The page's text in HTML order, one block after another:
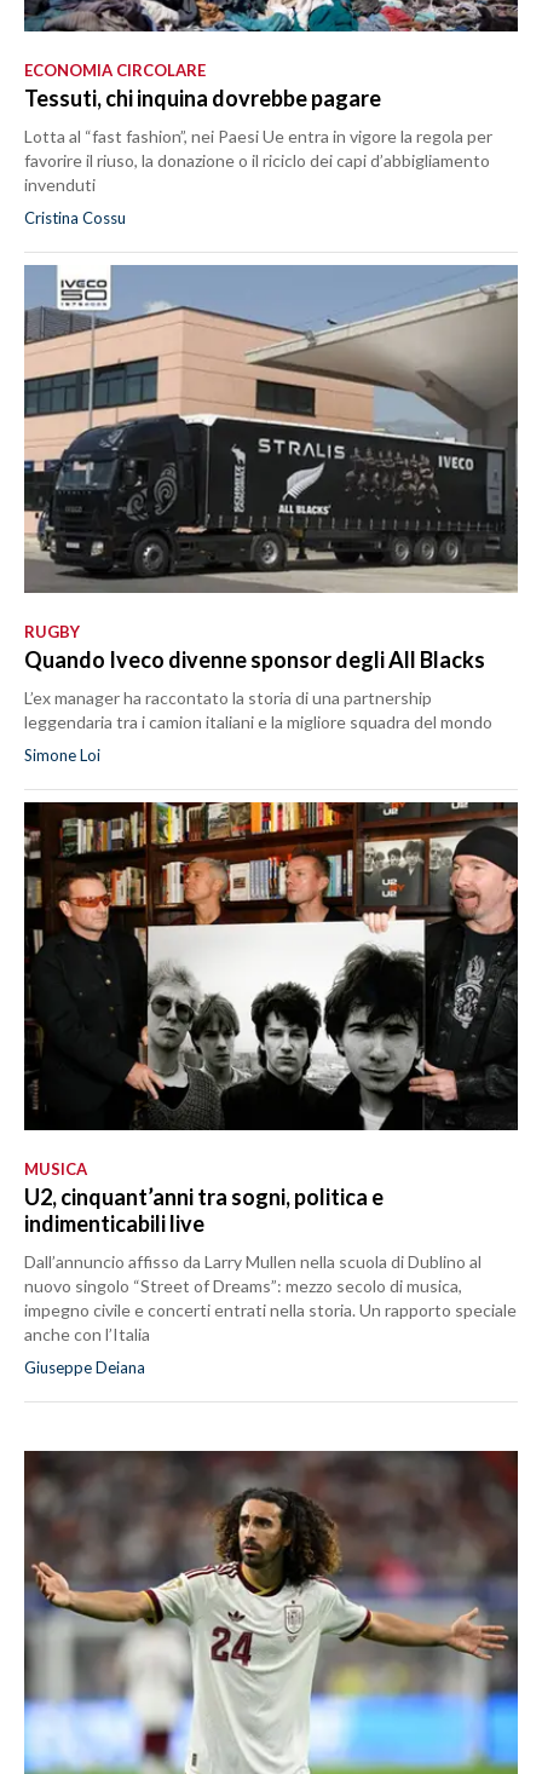
ECONOMIA CIRCOLARE
Tessuti, chi inquina dovrebbe pagare
Lotta al “fast fashion”, nei Paesi Ue entra in vigore la regola per
favorire il riuso, la donazione o il riciclo dei capi d’abbigliamento
invenduti
Cristina Cossu
RUGBY
Quando Iveco divenne sponsor degli All Blacks
L’ex manager ha raccontato la storia di una partnership
leggendaria tra i camion italiani e la migliore squadra del mondo
Simone Loi
MUSICA
U2, cinquant’anni tra sogni, politica e
indimenticabili live
Dall’annuncio affisso da Larry Mullen nella scuola di Dublino al
nuovo singolo “Street of Dreams”: mezzo secolo di musica,
impegno civile e concerti entrati nella storia. Un rapporto speciale
anche con l’Italia
Giuseppe Deiana